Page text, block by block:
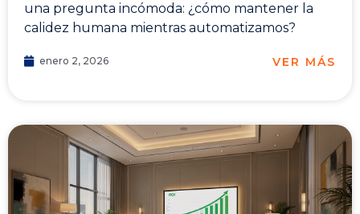
una pregunta incómoda: ¿cómo mantener la
calidez humana mientras automatizamos?
enero 2, 2026 VER MÁS